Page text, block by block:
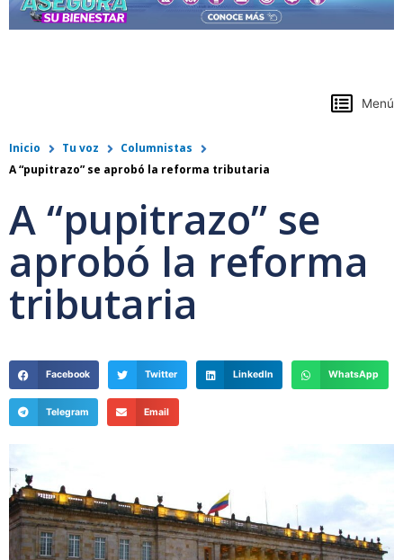
Menú
Inicio Tu voz
Columnistas
A “pupitrazo” se aprobó la reforma tributaria
A “pupitrazo” se
aprobó la reforma
tributaria
Facebook Twitter LinkedIn WhatsApp
Telegram Email